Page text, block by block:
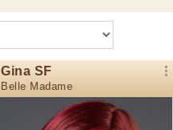
Gina SF
Belle Madame